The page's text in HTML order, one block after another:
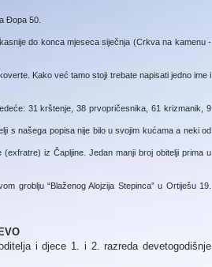
Đopa 50.
do konca mjeseca siječnja (Crkva na kamenu -
Kako već tamo stoji trebate napisati jedno ime i
31 krštenje, 38 prvopričesnika, 61 krizmanik, 9
s našega popisa nije bilo u svojim kućama a neki od
iz Čapljine. Jedan manji broj obitelji prima u
groblju “Blaženog Alojzija Stepinca” u Ortiješu 19.
i djece 1. i 2. razreda devetogodišnje